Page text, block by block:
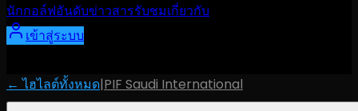
นักกอล์ฟอันดับข่าวสารรับชมเกี่ยวกับ
เข้าสู่ระบบ
← ไฮไลต์ทั้งหมด|PIF Saudi International